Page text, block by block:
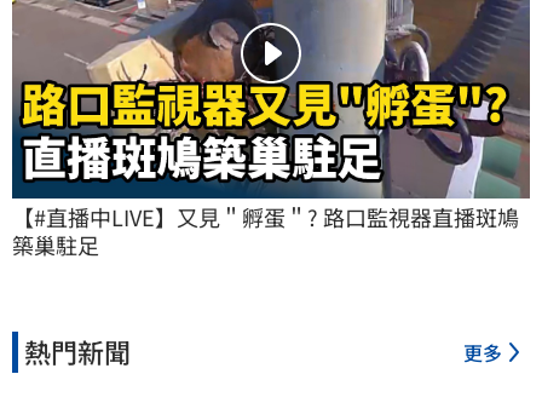
【#直播中LIVE】又見＂孵蛋＂? 路口監視器直播斑鳩
築巢駐足
熱門新聞 更多